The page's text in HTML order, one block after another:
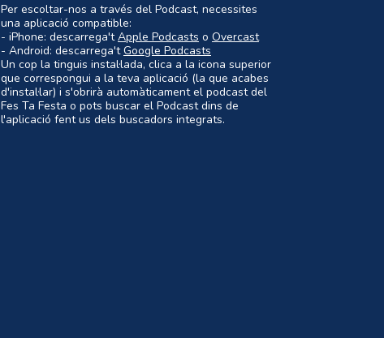
Per escoltar-nos a través del Podcast, necessites
una aplicació compatible:
- iPhone: descarrega'tApple Podcasts o Overcast
- Android: descarrega'tGoogle Podcasts
Un cop la tinguis instal·lada, clica a la icona superior
que correspongui a la teva aplicació (la que acabes
d'instal·lar) i s'obrirà automàticament el podcast del
Fes Ta Festa o pots buscar el Podcast dins de
l'aplicació fent us dels buscadors integrats.